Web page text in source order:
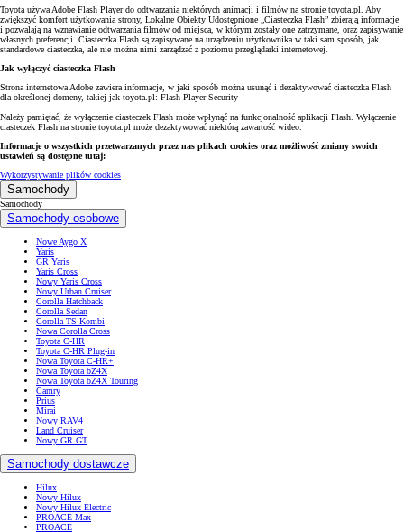
Toyota używa Adobe Flash Player do odtwarzania niektórych animacji i filmów na stronie toyota.pl. Aby
zwiększyć komfort użytkowania strony, Lokalne Obiekty Udostępnione „Ciasteczka Flash” zbierają informacje
i pozwalają na wznawianie odtwarzania filmów od miejsca, w którym zostały one zatrzymane, oraz zapisywanie
własnych preferencji. Ciasteczka Flash są zapisywane na urządzeniu użytkownika w taki sam sposób, jak
standardowe ciasteczka, ale nie można nimi zarządzać z poziomu przeglądarki internetowej.
Jak wyłączyć ciasteczka Flash
Strona internetowa Adobe zawiera informacje, w jaki sposób można usunąć i dezaktywować ciasteczka Flash
dla określonej domeny, takiej jak toyota.pl: Flash Player Security
Należy pamiętać, że wyłączenie ciasteczek Flash może wpłynąć na funkcjonalność aplikacji Flash. Wyłączenie
ciasteczek Flash na stronie toyota.pl może dezaktywować niektórą zawartość wideo.
Informacje o wszystkich przetwarzanych przez nas plikach cookies oraz możliwość zmiany swoich
ustawień są dostępne tutaj:
Wykorzystywanie plików cookies
Samochody
Samochody
Samochody osobowe
Nowe Aygo X
Yaris
GR Yaris
Yaris Cross
Nowy Yaris Cross
Nowy Urban Cruiser
Corolla Hatchback
Corolla Sedan
Corolla TS Kombi
Nowa Corolla Cross
Toyota C-HR
Toyota C-HR Plug-in
Nowa Toyota C-HR+
Nowa Toyota bZ4X
Nowa Toyota bZ4X Touring
Camry
Prius
Mirai
Nowy RAV4
Land Cruiser
Nowy GR GT
Samochody dostawcze
Hilux
Nowy Hilux
Nowy Hilux Electric
PROACE Max
PROACE